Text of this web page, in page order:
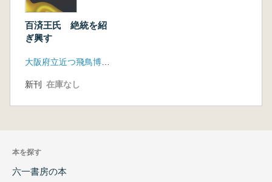
百済王氏 絶統を紹
ぎ興す
新刊 在庫なし
本を探す
六一書房の本